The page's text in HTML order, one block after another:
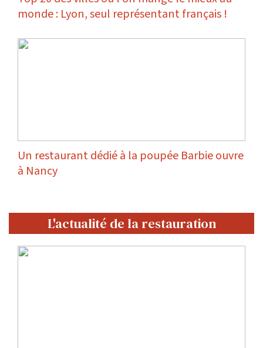
monde : Lyon, seul représentant français !
Un restaurant dédié à la poupée Barbie ouvre
à Nancy
L'actualité de la restauration